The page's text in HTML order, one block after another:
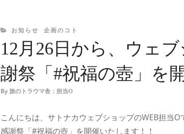
CATEGORIES
お知らせ 企画のコト
12月26日から、ウェ
謝祭「#祝福の壺」を
By 旅のトラウマ舎：担当O
こんにちは、サトナカウェブショップのWEB担当
感謝祭「#祝福の壺」を開催いたします！！